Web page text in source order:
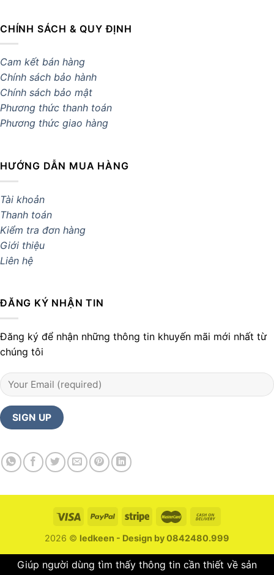
CHÍNH SÁCH & QUY ĐỊNH
Cam kết bán hàng
Chính sách bảo hành
Chính sách bảo mật
Phương thức thanh toán
Phương thức giao hàng
HƯỚNG DẪN MUA HÀNG
Tài khoản
Thanh toán
Kiểm tra đơn hàng
Giới thiệu
Liên hệ
ĐĂNG KÝ NHẬN TIN
Đăng ký để nhận những thông tin khuyến mãi mới nhất từ
chúng tôi
2026 © ledkeen - Design by 0842480.999
Giúp người dùng tìm thấy thông tin cần thiết về sản